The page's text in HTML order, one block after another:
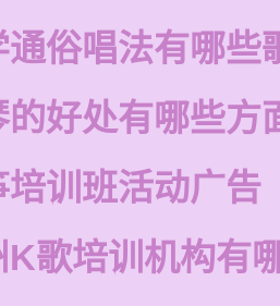
通俗唱法有哪些
的好处有哪些方
培训班活动广告
K歌培训机构有